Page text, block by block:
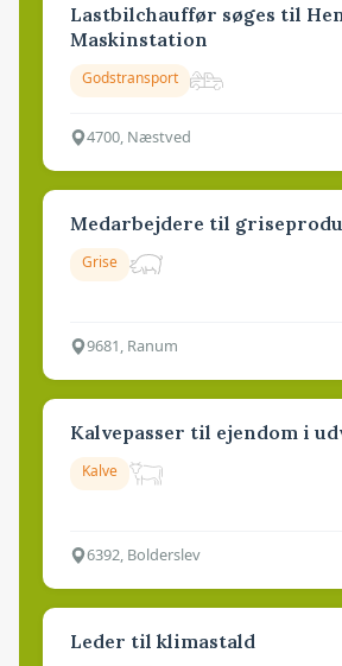
Lastbilchauffør søges til
Maskinstation
Godstransport
4700, Næstved
Medarbejdere til
Grise
9681, Ranum
Kalvepasser til ejendom i
Kalve
6392, Bolderslev
Leder til klimastald